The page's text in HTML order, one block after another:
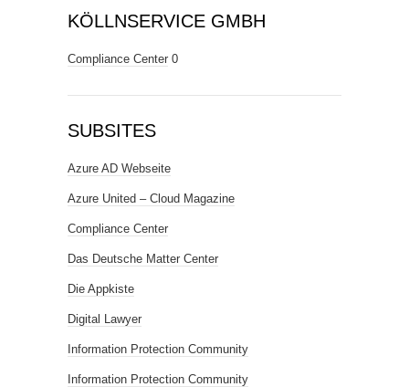
KÖLLNSERVICE GMBH
Compliance Center 0
SUBSITES
Azure AD Webseite
Azure United – Cloud Magazine
Compliance Center
Das Deutsche Matter Center
Die Appkiste
Digital Lawyer
Information Protection Community
Information Protection Community